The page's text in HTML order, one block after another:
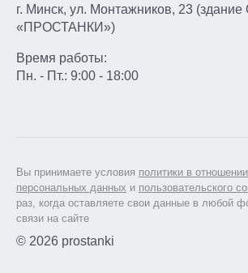
г. Минск, ул. Монтажников, 23
«ПРОСТАНКИ»)
Время работы:
Пн. - Пт.: 9:00 - 18:00
Вы принимаете условия политики в
персональных данных и пользовательского
раз, когда оставляете свои данные в любой
связи на сайте
© 2026 prostanki